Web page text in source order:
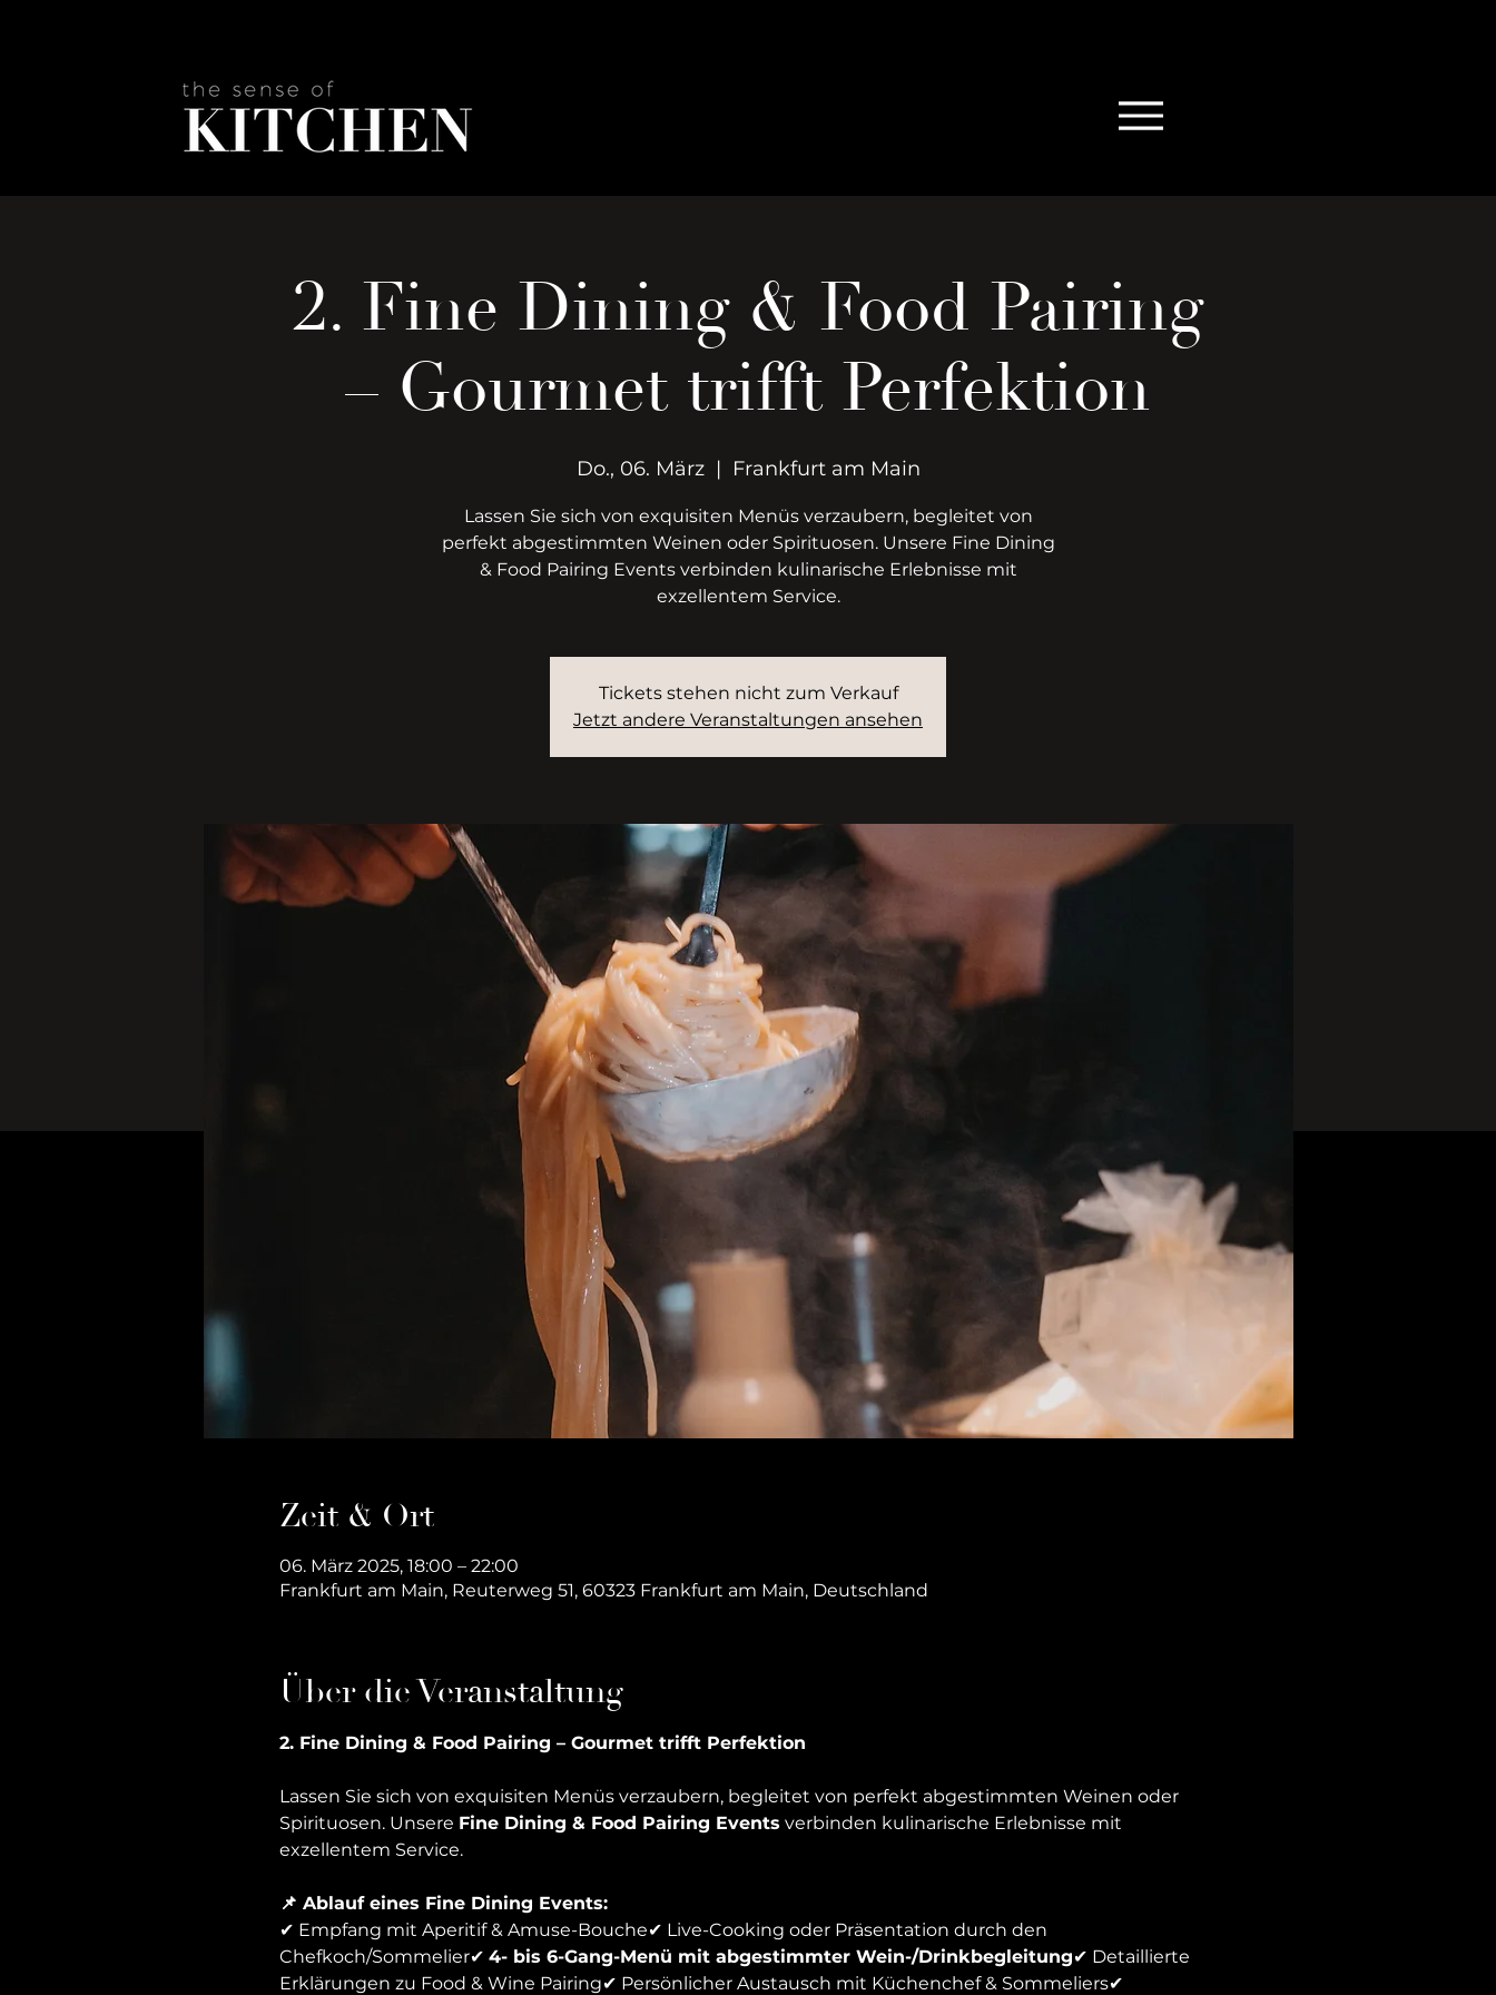
2. Fine Dining & Food Pairing
– Gourmet trifft Perfektion
Do., 06. März
  |
Frankfurt am Main
Lassen Sie sich von exquisiten Menüs verzaubern, begleitet von
perfekt abgestimmten Weinen oder Spirituosen. Unsere Fine Dining
& Food Pairing Events verbinden kulinarische Erlebnisse mit
exzellentem Service.
Tickets stehen nicht zum Verkauf
Jetzt andere Veranstaltungen ansehen
Zeit & Ort
06. März 2025, 18:00 – 22:00
Frankfurt am Main, Reuterweg 51, 60323 Frankfurt am Main, Deutschland
Über die Veranstaltung
2. Fine Dining & Food Pairing – Gourmet trifft Perfektion
Lassen Sie sich von exquisiten Menüs verzaubern, begleitet von perfekt abgestimmten Weinen oder
Spirituosen. Unsere Fine Dining & Food Pairing Events verbinden kulinarische Erlebnisse mit
exzellentem Service.
📌 Ablauf eines Fine Dining Events:
✔ Empfang mit Aperitif & Amuse-Bouche✔ Live-Cooking oder Präsentation durch den
Chefkoch/Sommelier✔ 4- bis 6-Gang-Menü mit abgestimmter Wein-/Drinkbegleitung✔ Detaillierte
Erklärungen zu Food & Wine Pairing✔ Persönlicher Austausch mit Küchenchef & Sommeliers✔